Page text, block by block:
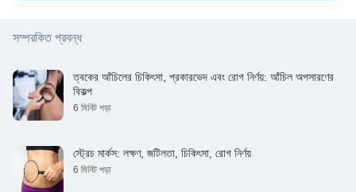
সম্পরকিত প্রবন্ধ
ত্বকের আঁচিলের চিকিৎসা, প্রকারভেদ এবং রোগ নির্ণয়: আঁচিল অপসারণের
বিকল্প
6 মিনিট পড়া
স্ট্রেচ মার্কস: লক্ষণ, জটিলতা, চিকিৎসা, রোগ নির্ণয়
6 মিনিট পড়া